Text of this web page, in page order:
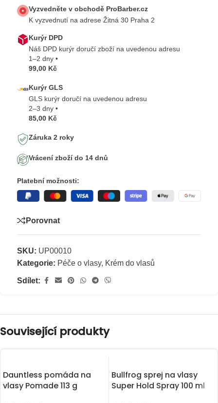
Vyzvedněte v obchodě ProBarber.cz
K vyzvednutí na adrese Žitná 30 Praha 2
Kurýr DPD
Náš DPD kurýr doručí zboží na uvedenou adresu
1–2 dny •
99,00 Kč
Kurýr GLS
GLS kurýr doručí na uvedenou adresu
2–3 dny •
85,00 Kč
Záruka 2 roky
Vrácení zboží do 14 dnů
Platební možnosti:
Porovnat
SKU: UP00010
Kategorie: Péče o vlasy, Krém do vlasů
Sdílet:
Související produkty
Dauntless pomáda na
vlasy Pomade 113 g
Bullfrog sprej na vlasy
Super Hold Spray 100 ml